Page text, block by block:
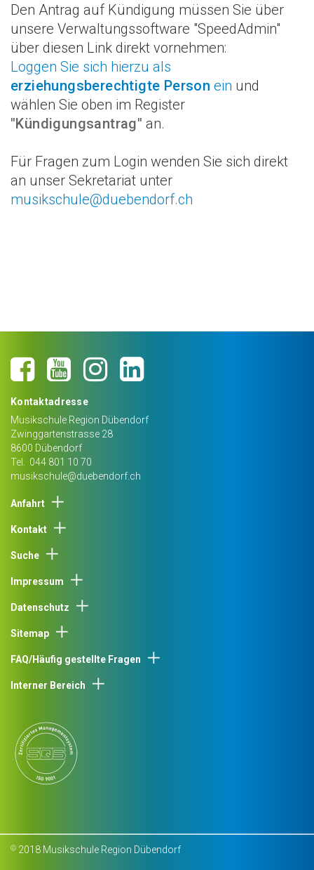
Den Antrag auf Kündigung müssen Sie über
unsere Verwaltungssoftware "SpeedAdmin"
über diesen Link direkt vornehmen:
Loggen Sie sich hierzu als
erziehungsberechtigte Person ein und
wählen Sie oben im Register
"Kündigungsantrag" an.
Für Fragen zum Login wenden Sie sich direkt
an unser Sekretariat unter
musikschule@duebendorf.ch
Kontaktadresse
Musikschule Region Dübendorf
Zwinggartenstrasse 28
8600 Dübendorf
Tel.
044 801 10 70
musikschule@duebendorf.ch
Anfahrt
Kontakt
Suche
Impressum
Datenschutz
Sitemap
FAQ/Häufig gestellte Fragen
Interner Bereich
© 2018 Musikschule Region Dübendorf